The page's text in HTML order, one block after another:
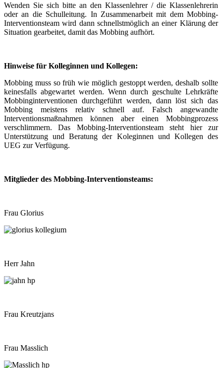
Wenden Sie sich bitte an den Klassenlehrer / die Klassenlehrerin
oder an die Schulleitung. In Zusammenarbeit mit dem Mobbing-
Interventionsteam wird dann schnellstmöglich an einer Klärung der
Situation gearbeitet, damit das Mobbing aufhört.
Hinweise für Kolleginnen und Kollegen:
Mobbing muss so früh wie möglich gestoppt werden, deshalb sollte
keinesfalls abgewartet werden. Wenn durch geschulte Lehrkräfte
Mobbinginterventionen durchgeführt werden, dann löst sich das
Mobbing meistens relativ schnell auf. Falsch angewandte
Interventionsmaßnahmen können aber einen Mobbingprozess
verschlimmern. Das Mobbing-Interventionsteam steht hier zur
Unterstützung und Beratung der Koleginnen und Kollegen des
UEG zur Verfügung.
Mitglieder des Mobbing-Interventionsteams:
Frau Glorius
Herr Jahn
Frau Kreutzjans
Frau Masslich